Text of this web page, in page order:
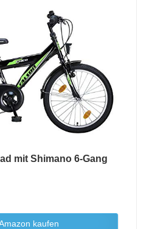
mit Shimano 6-Gang
kaufen